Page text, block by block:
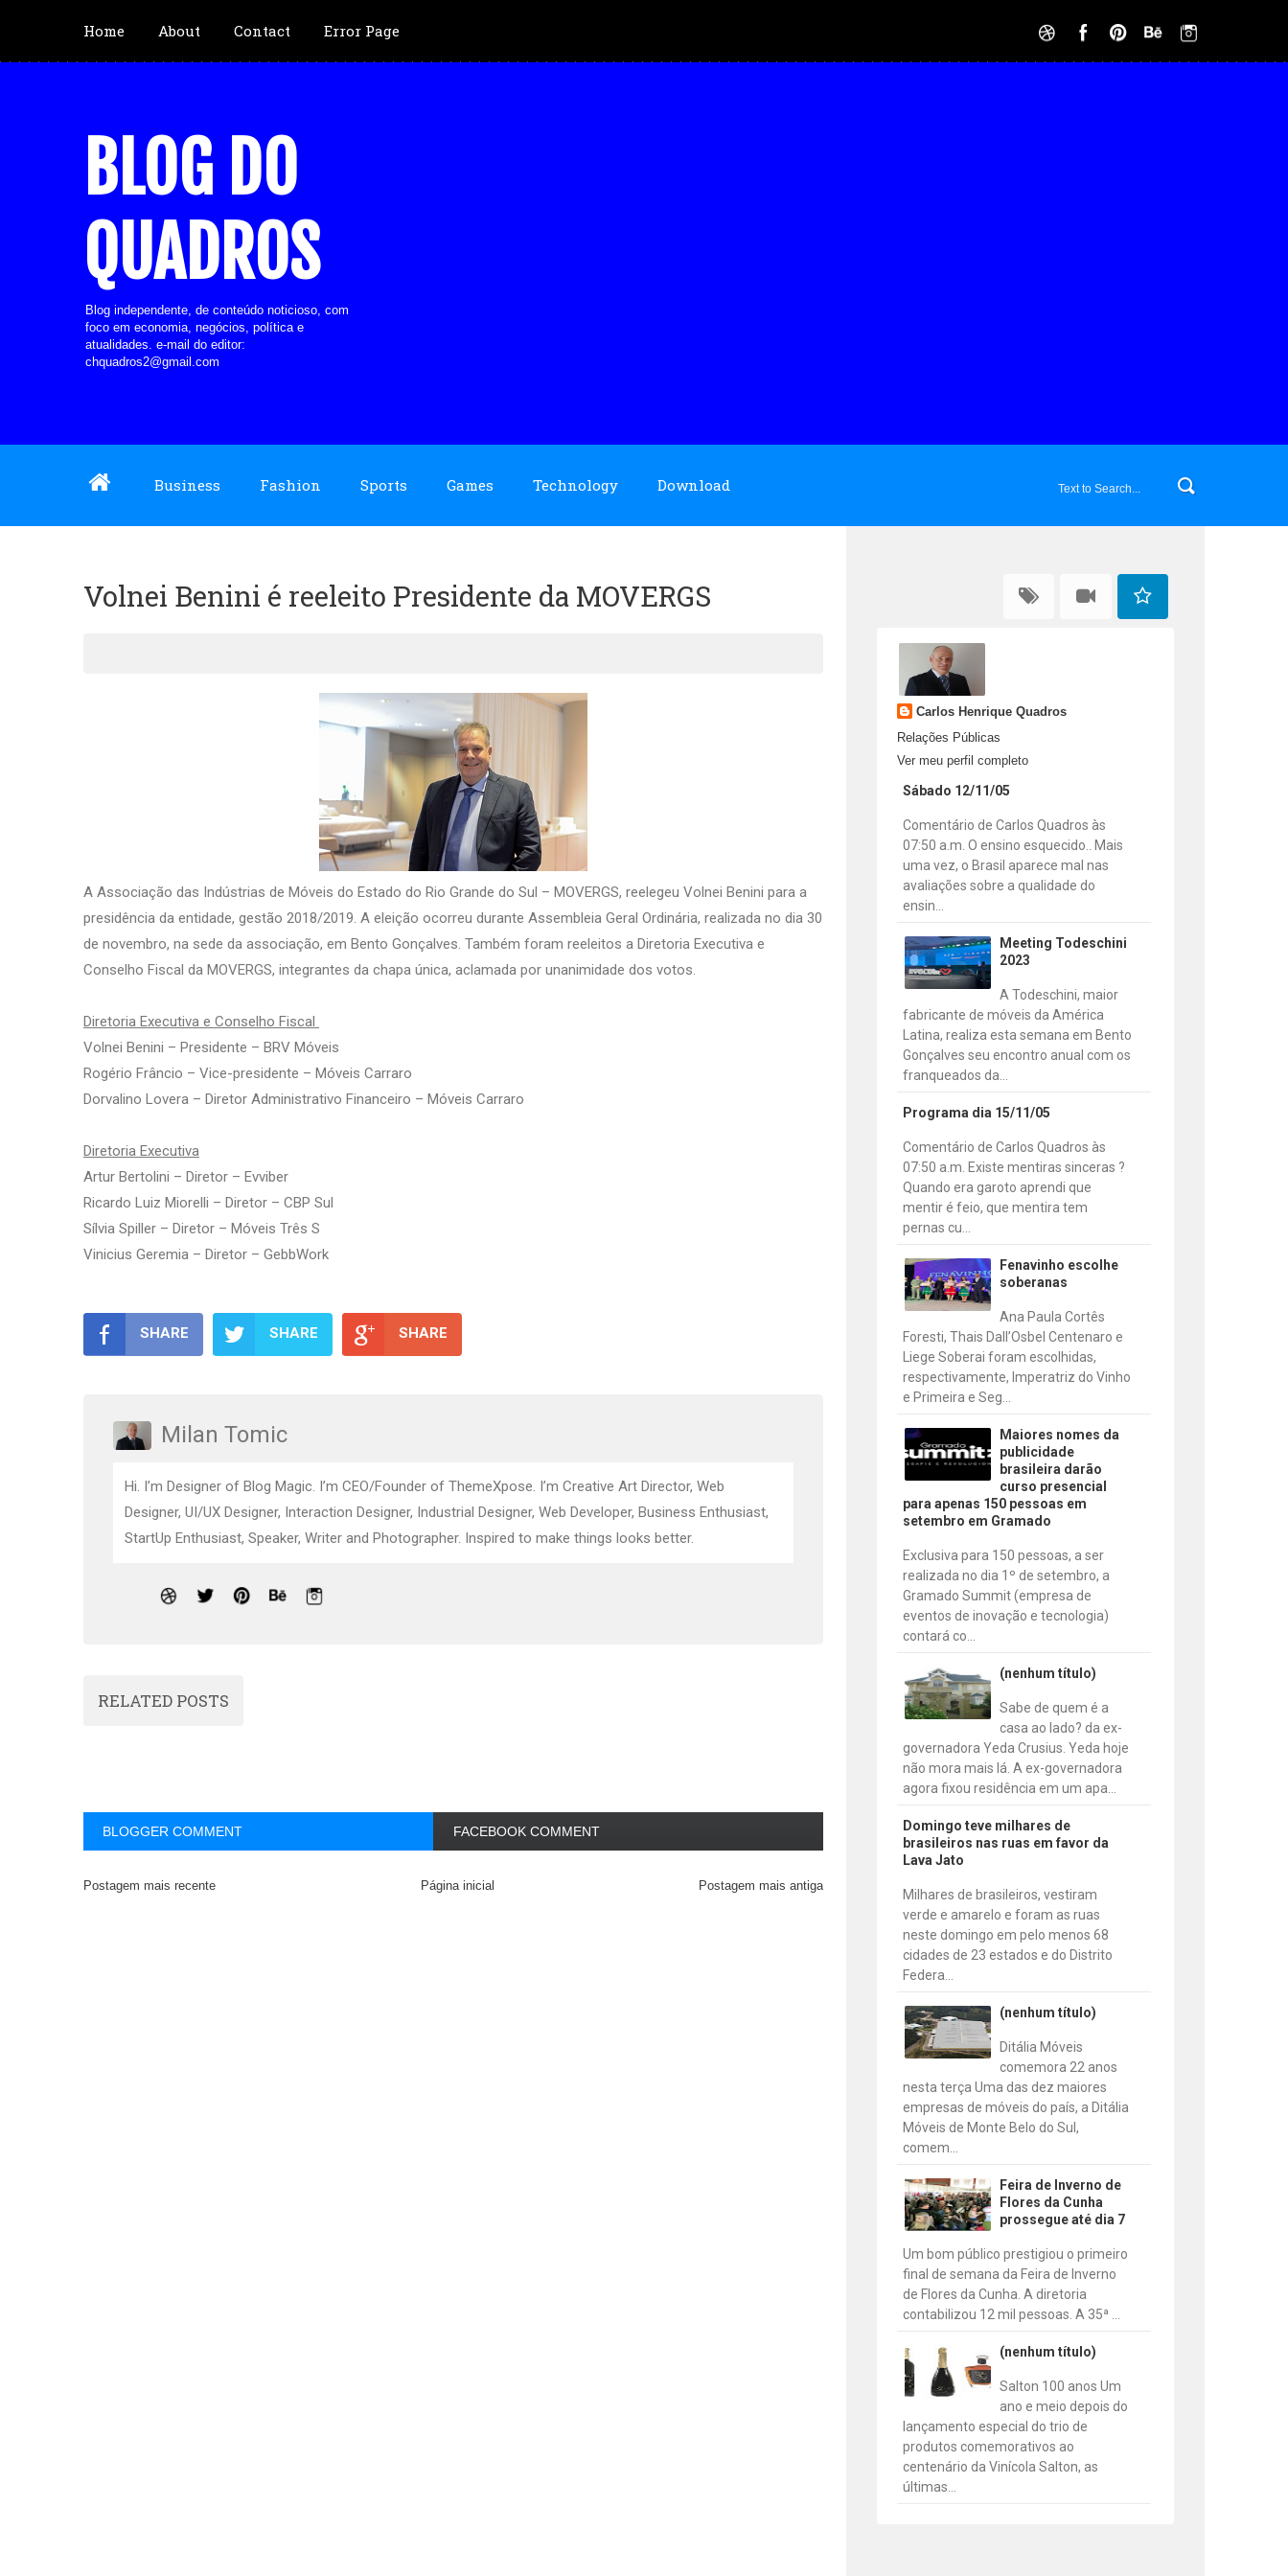
Home About Contact Error Page
BLOG DO
QUADROS
Blog independente, de conteúdo noticioso, com
foco em economia, negócios, política e
atualidades. e-mail do editor:
chquadros2@gmail.com
Business Fashion Sports Games Technology Download
Volnei Benini é reeleito Presidente da MOVERGS
A Associação das Indústrias de Móveis do Estado do Rio Grande do Sul – MOVERGS, reelegeu Volnei Benini para a
presidência da entidade, gestão 2018/2019. A eleição ocorreu durante Assembleia Geral Ordinária, realizada no dia 30
de novembro, na sede da associação, em Bento Gonçalves. Também foram reeleitos a Diretoria Executiva e
Conselho Fiscal da MOVERGS, integrantes da chapa única, aclamada por unanimidade dos votos.
Diretoria Executiva e Conselho Fiscal
Volnei Benini – Presidente – BRV Móveis
Rogério Frâncio – Vice-presidente – Móveis Carraro
Dorvalino Lovera – Diretor Administrativo Financeiro – Móveis Carraro
Diretoria Executiva
Artur Bertolini – Diretor – Evviber
Ricardo Luiz Miorelli – Diretor – CBP Sul
Sílvia Spiller – Diretor – Móveis Três S
Vinicius Geremia – Diretor – GebbWork
SHARE SHARE SHARE
Milan Tomic
Hi. I’m Designer of Blog Magic. I’m CEO/Founder of ThemeXpose. I’m Creative Art Director, Web
Designer, UI/UX Designer, Interaction Designer, Industrial Designer, Web Developer, Business Enthusiast,
StartUp Enthusiast, Speaker, Writer and Photographer. Inspired to make things looks better.
RELATED POSTS
BLOGGER COMMENT FACEBOOK COMMENT
Postagem mais recente Postagem mais antiga
Página inicial
Carlos Henrique Quadros
Relações Públicas
Ver meu perfil completo
Sábado 12/11/05
Comentário de Carlos Quadros às
07:50 a.m. O ensino esquecido.. Mais
uma vez, o Brasil aparece mal nas
avaliações sobre a qualidade do
ensin...
Meeting Todeschini
2023
A Todeschini, maior
fabricante de móveis da América
Latina, realiza esta semana em Bento
Gonçalves seu encontro anual com os
franqueados da...
Programa dia 15/11/05
Comentário de Carlos Quadros às
07:50 a.m. Existe mentiras sinceras ?
Quando era garoto aprendi que
mentir é feio, que mentira tem
pernas cu...
Fenavinho escolhe
soberanas
Ana Paula Cortês
Foresti, Thais Dall’Osbel Centenaro e
Liege Soberai foram escolhidas,
respectivamente, Imperatriz do Vinho
e Primeira e Seg...
Maiores nomes da
publicidade
brasileira darão
curso presencial
para apenas 150 pessoas em
setembro em Gramado
Exclusiva para 150 pessoas, a ser
realizada no dia 1º de setembro, a
Gramado Summit (empresa de
eventos de inovação e tecnologia)
contará co...
(nenhum título)
Sabe de quem é a
casa ao lado? da ex-
governadora Yeda Crusius. Yeda hoje
não mora mais lá. A ex-governadora
agora fixou residência em um apa...
Domingo teve milhares de
brasileiros nas ruas em favor da
Lava Jato
Milhares de brasileiros, vestiram
verde e amarelo e foram as ruas
neste domingo em pelo menos 68
cidades de 23 estados e do Distrito
Federa...
(nenhum título)
Ditália Móveis
comemora 22 anos
nesta terça Uma das dez maiores
empresas de móveis do país, a Ditália
Móveis de Monte Belo do Sul,
comem...
Feira de Inverno de
Flores da Cunha
prossegue até dia 7
Um bom público prestigiou o primeiro
final de semana da Feira de Inverno
de Flores da Cunha. A diretoria
contabilizou 12 mil pessoas. A 35ª ...
(nenhum título)
Salton 100 anos Um
ano e meio depois do
lançamento especial do trio de
produtos comemorativos ao
centenário da Vinícola Salton, as
últimas...